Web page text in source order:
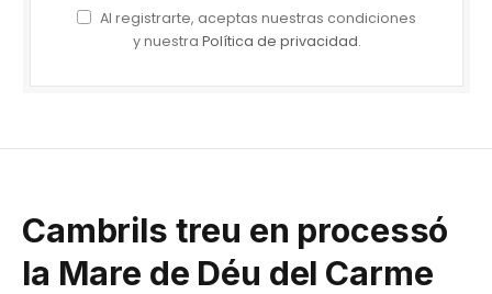
Al registrarte, aceptas nuestras condiciones
y nuestra Política de privacidad.
Cambrils treu en processó
la Mare de Déu del Carme